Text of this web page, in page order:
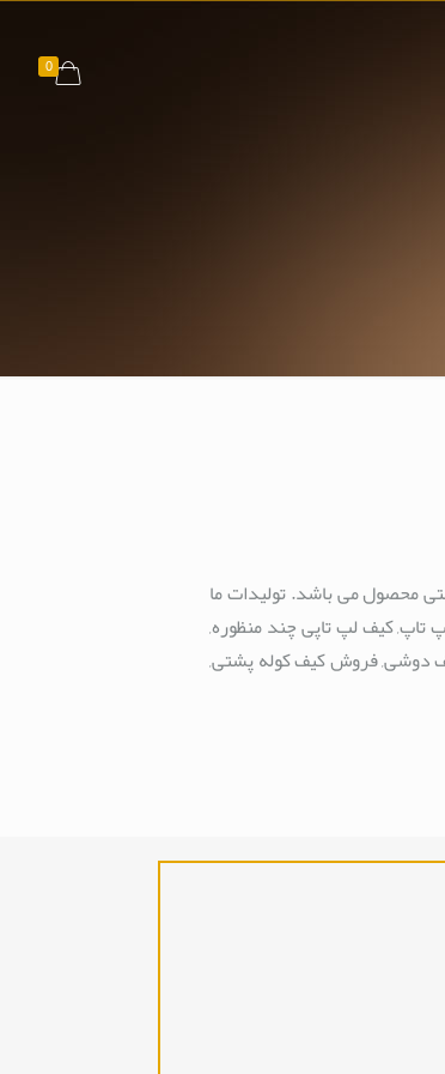
0
محصول می باشد. تولیدات ما
کیف لپ تاپی چند منظوره,
دوشی, فروش کیف کوله پشتی,